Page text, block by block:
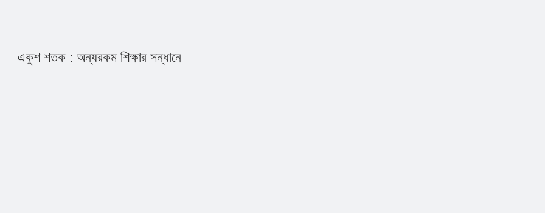
একুশ শতক : অন্যরকম শিক্ষার সন্ধানে